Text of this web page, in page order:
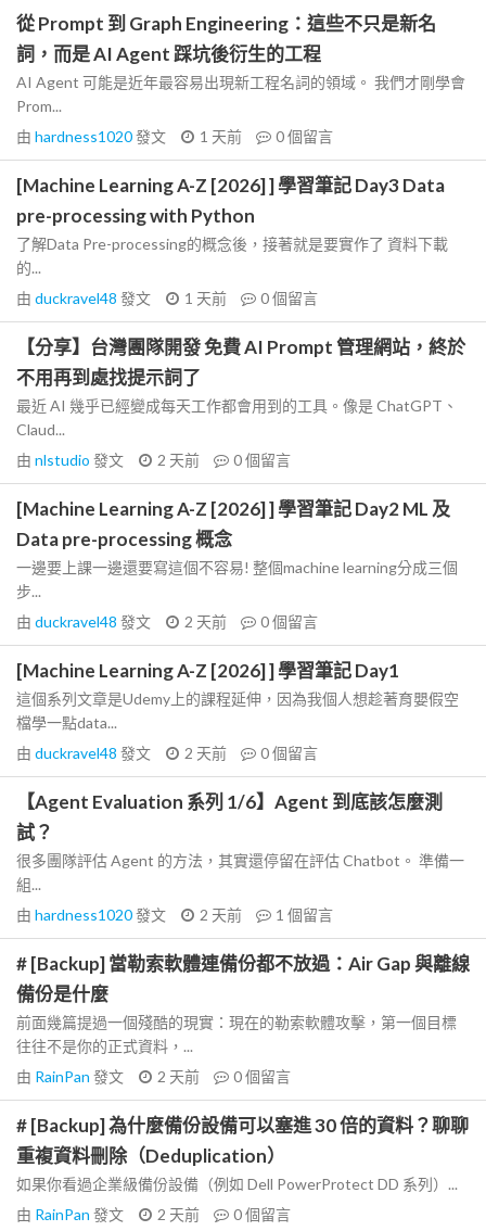
從 Prompt 到 Graph Engineering：這些不只是新名
詞，而是 AI Agent 踩坑後衍生的工程
AI Agent 可能是近年最容易出現新工程名詞的領域。 我們才剛學會
Prom...
由 hardness1020發文 1 天前 0個留言
[Machine Learning A-Z [2026] ] 學習筆記 Day3 Data
pre-processing with Python
了解Data Pre-processing的概念後，接著就是要實作了 資料下載
的...
由 duckravel48 發文 1 天前 0個留言
【分享】台灣團隊開發 免費 AI Prompt 管理網站，終於
不用再到處找提示詞了
最近 AI 幾乎已經變成每天工作都會用到的工具。像是 ChatGPT、
Claud...
由 nlstudio 發文 2 天前 0個留言
[Machine Learning A-Z [2026] ] 學習筆記 Day2 ML 及
Data pre-processing 概念
一邊要上課一邊還要寫這個不容易! 整個machine learning分成三個
步...
由 duckravel48 發文 2 天前 0個留言
[Machine Learning A-Z [2026] ] 學習筆記 Day1
這個系列文章是Udemy上的課程延伸，因為我個人想趁著育嬰假空
檔學一點data...
由 duckravel48 發文 2 天前 0個留言
【Agent Evaluation 系列 1/6】Agent 到底該怎麼測
試？
很多團隊評估 Agent 的方法，其實還停留在評估 Chatbot。 準備一
組...
由 hardness1020發文 2 天前 1 個留言
# [Backup] 當勒索軟體連備份都不放過：Air Gap 與離線
備份是什麼
前面幾篇提過一個殘酷的現實：現在的勒索軟體攻擊，第一個目標
往往不是你的正式資料，...
由 RainPan 發文 2 天前 0個留言
# [Backup] 為什麼備份設備可以塞進 30 倍的資料？聊聊
重複資料刪除（Deduplication）
如果你看過企業級備份設備（例如 Dell PowerProtect DD 系列）...
由 RainPan 發文 2 天前 0個留言